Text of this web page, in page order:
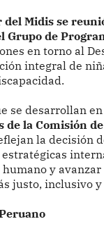
Midis se
Grupo de
en torno al
integral de
se desarrollan
de la Comisión
la decisión
y avanzar
justo, inclusivo